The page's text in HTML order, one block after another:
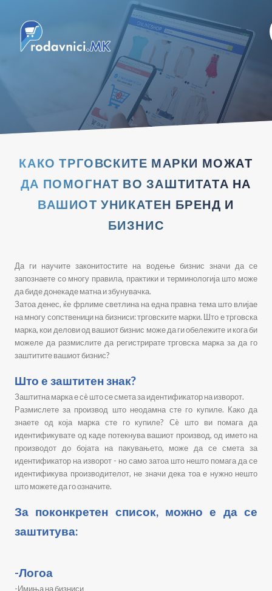
КАКО ТРГОВСКИТЕ МАРКИ МОЖАТ
ДА ПОМОГНАТ ВО ЗАШТИТАТА НА
ВАШИОТ УНИКАТЕН БРЕНД И
БИЗНИС
Да ги научите законитостите на водење бизнис значи да се
запознаете со многу правила, практики и терминологија што може
да биде донекаде матна и збунувачка.
Затоа денес, ќе фрлиме светлина на една правна тема што влијае
на многу сопственици на бизниси: трговските марки. Што е трговска
марка, кои делови од вашиот бизнис може да ги обележите и кога би
можеле да размислите да регистрирате трговска марка за да го
заштитите вашиот бизнис?
Што е заштитен знак?
Заштитна марка е сè што се смета за идентификатор на изворот.
Размислете за производ што неодамна сте го купиле. Како да
знаете од која марка сте го купиле? Сè што ви помага да
идентификувате од каде потекнува вашиот производ, од името на
производот до бојата на пакувањето, може да се смета за
идентификатор на изворот - но само затоа што нешто помага да се
идентификува производителот, не значи дека тоа е нужно нешто
што можете да го означите.
За поконкретен список, можно е да се
заштитува:
-Логоа
-Имиња на бизниси